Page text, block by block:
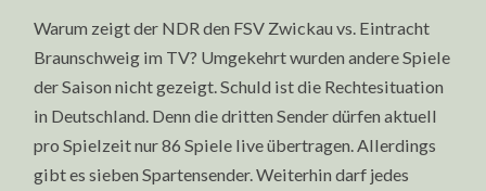
Warum zeigt der NDR den FSV Zwickau vs. Eintracht
Braunschweig im TV? Umgekehrt wurden andere Spiele
der Saison nicht gezeigt. Schuld ist die Rechtesituation
in Deutschland. Denn die dritten Sender dürfen aktuell
pro Spielzeit nur 86 Spiele live übertragen. Allerdings
gibt es sieben Spartensender. Weiterhin darf jedes